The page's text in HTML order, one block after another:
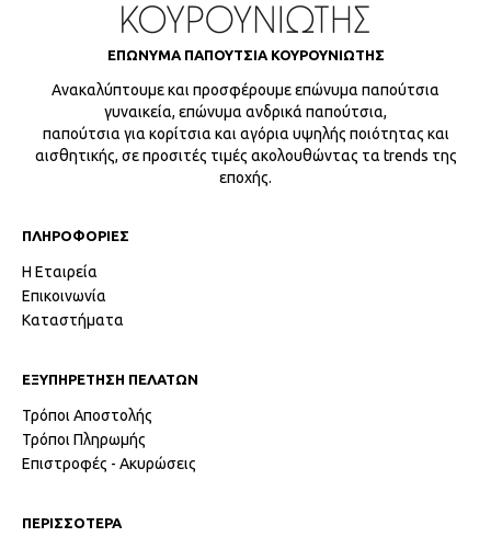
ΕΠΩΝΥΜΑ ΠΑΠΟΥΤΣΙΑ ΚΟΥΡΟΥΝΙΩΤΗΣ
Ανακαλύπτουμε και προσφέρουμε επώνυμα παπούτσια
γυναικεία, επώνυμα ανδρικά παπούτσια,
παπούτσια για κορίτσια και αγόρια υψηλής ποιότητας και
αισθητικής, σε προσιτές τιμές ακολουθώντας τα trends της
εποχής.
ΠΛΗΡΟΦΟΡΙΕΣ
Η Εταιρεία
Επικοινωνία
Καταστήματα
ΕΞΥΠΗΡΕΤΗΣΗ ΠΕΛΑΤΩΝ
Τρόποι Αποστολής
Τρόποι Πληρωμής
Επιστροφές - Ακυρώσεις
ΠΕΡΙΣΣΟΤΕΡΑ